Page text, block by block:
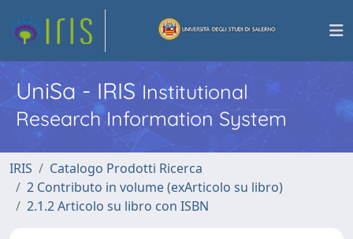
UniSa - IRISInstitutional
Research Information System
IRIS
Catalogo Prodotti Ricerca
2 Contributo in volume (exArticolo su libro)
2.1.2 Articolo su libro con ISBN